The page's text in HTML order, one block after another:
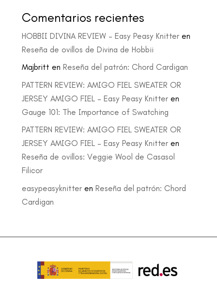
Comentarios recientes
HOBBII DIVINA REVIEW – Easy Peasy Knitteren
Reseña de ovillos de Divina de Hobbii
Majbritt en Reseña del patrón: Chord Cardigan
PATTERN REVIEW: AMIGO FIEL SWEATER OR
JERSEY AMIGO FIEL – Easy Peasy Knitteren
Gauge 101: The Importance of Swatching
PATTERN REVIEW: AMIGO FIEL SWEATER OR
JERSEY AMIGO FIEL – Easy Peasy Knitteren
Reseña de ovillos: Veggie Wool de Casasol
Filicor
easypeasyknitteren Reseña del patrón: Chord
Cardigan